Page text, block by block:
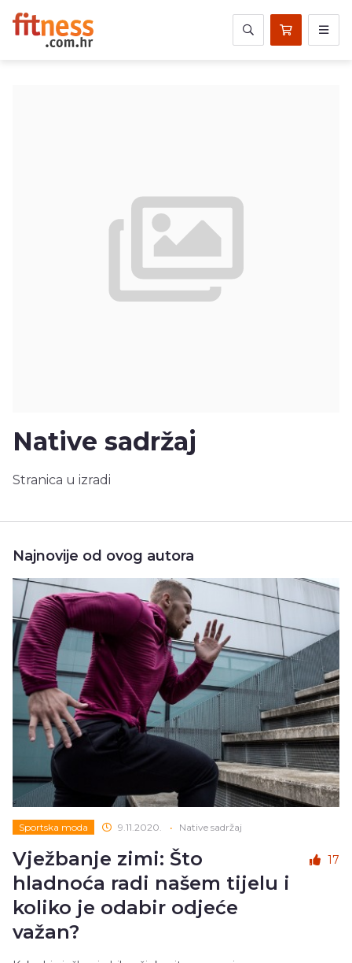
Native sadržaj
Stranica u izradi
Najnovije od ovog autora
Sportska moda 9.11.2020. • Native sadržaj
Vježbanje zimi: Što
hladnoća radi našem tijelu i
koliko je odabir odjeće
važan?
17